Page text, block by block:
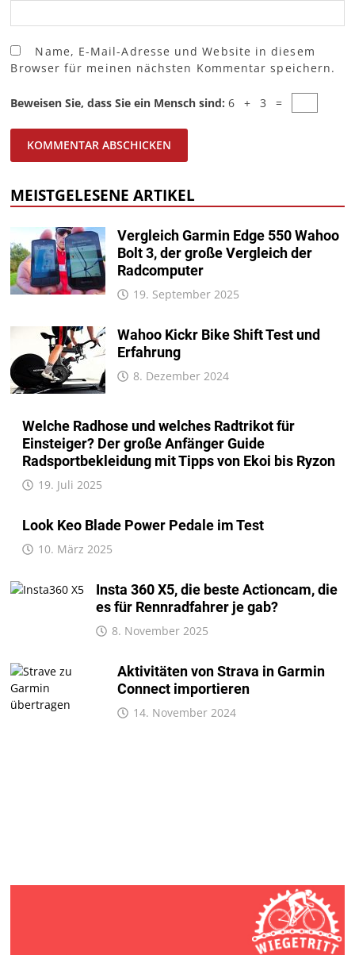
Name, E-Mail-Adresse und Website in diesem
Browser für meinen nächsten Kommentar speichern.
Beweisen Sie, dass Sie ein Mensch sind:6 + 3 =
MEISTGELESENE ARTIKEL
Vergleich Garmin Edge 550 Wahoo
Bolt 3, der große Vergleich der
Radcomputer
19. September 2025
Wahoo Kickr Bike Shift Test und
Erfahrung
8. Dezember 2024
Welche Radhose und welches Radtrikot für
Einsteiger? Der große Anfänger Guide
Radsportbekleidung mit Tipps von Ekoi bis Ryzon
19. Juli 2025
Look Keo Blade Power Pedale im Test
10. März 2025
Insta 360 X5, die beste Actioncam, die
es für Rennradfahrer je gab?
8. November 2025
Aktivitäten von Strava in Garmin
Connect importieren
14. November 2024